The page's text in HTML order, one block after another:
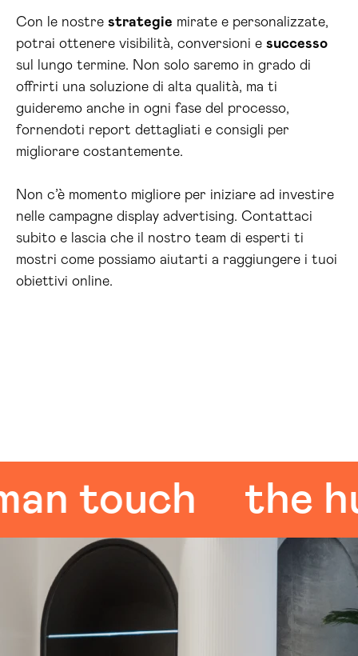
Con le nostre strategie mirate e personalizzate,
potrai ottenere visibilità, conversioni e successo
sul lungo termine. Non solo saremo in grado di
offrirti una soluzione di alta qualità, ma ti
guideremo anche in ogni fase del processo,
fornendoti report dettagliati e consigli per
migliorare costantemente.
Non c’è momento migliore per iniziare ad investire
nelle campagne display advertising. Contattaci
subito e lascia che il nostro team di esperti ti
mostri come possiamo aiutarti a raggiungere i tuoi
obiettivi online.
touch the